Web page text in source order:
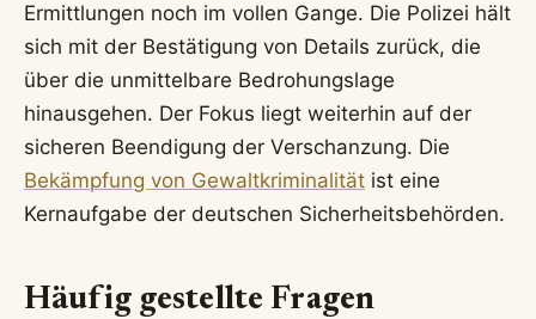
Ermittlungen noch im vollen Gange. Die Polizei hält
sich mit der Bestätigung von Details zurück, die
über die unmittelbare Bedrohungslage
hinausgehen. Der Fokus liegt weiterhin auf der
sicheren Beendigung der Verschanzung. Die
Bekämpfung von Gewaltkriminalität ist eine
Kernaufgabe der deutschen Sicherheitsbehörden.
Häufig gestellte Fragen